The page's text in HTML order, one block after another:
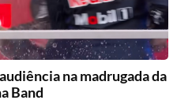
na madrugada da
Band